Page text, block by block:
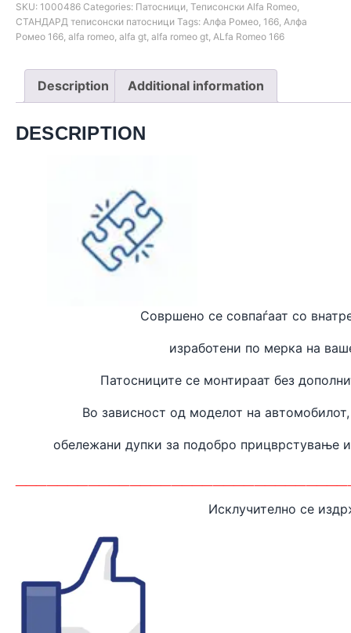
SKU: 1000486 Categories: Патосници, Теписонски Alfa Romeo,
СТАНДАРД теписонски патосници Tags: Алфа Ромео, 166, Алфа
Ромео 166, alfa romeo, alfa gt, alfa romeo gt, ALfa Romeo 166
Description Additional information
DESCRIPTION
Совршено се совпаѓаат со
изработени по мерка на
Патосниците се монтираат без
Во зависност од моделот на
обележани дупки за подобро прицврстување
Исклучително се